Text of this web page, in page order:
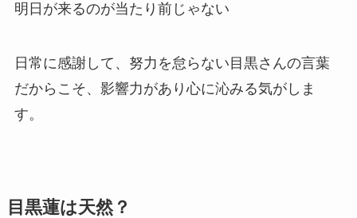
明日が来るのが当たり前じゃない
日常に感謝して、努力を怠らない目黒さんの言葉
だからこそ、影響力があり心に沁みる気がしま
す。
目黒蓮は天然？